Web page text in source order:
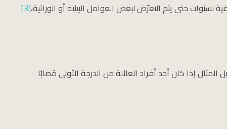
حتى يتم التعرّض لبعض العوامل البيئية أو الوراثية،[3]
إذا كان أحد أفراد العائلة من الدرجة الأولى مُصابًا